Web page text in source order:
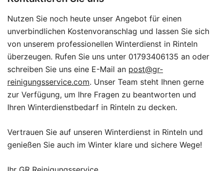
Nutzen Sie noch heute unser Angebot für einen
unverbindlichen Kostenvoranschlag und lassen Sie sich
von unserem professionellen Winterdienst in Rinteln
überzeugen. Rufen Sie uns unter 01793406135 an oder
schreiben Sie uns eine E-Mail an post@gr-
reinigungsservice.com. Unser Team steht Ihnen gerne
zur Verfügung, um Ihre Fragen zu beantworten und
Ihren Winterdienstbedarf in Rinteln zu decken.
Vertrauen Sie auf unseren Winterdienst in Rinteln und
genießen Sie auch im Winter klare und sichere Wege!